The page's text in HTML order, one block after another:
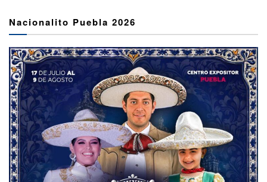
Nacionalito Puebla 2026